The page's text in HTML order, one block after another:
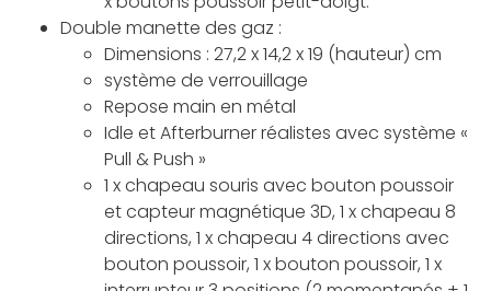
Double manette des gaz :
Dimensions : 27,2 x 14,2 x 19 (hauteur) cm
système de verrouillage
Repose main en métal
Idle et Afterburner réalistes avec système «
Pull & Push »
1 x chapeau souris avec bouton poussoir
et capteur magnétique 3D, 1 x chapeau 8
directions, 1 x chapeau 4 directions avec
bouton poussoir, 1 x bouton poussoir, 1 x